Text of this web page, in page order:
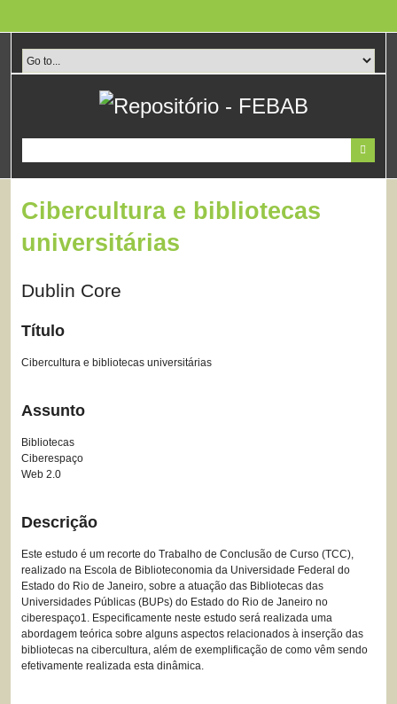
conteúdo
principal
Cibercultura e bibliotecas
universitárias
Dublin Core
Título
Cibercultura e bibliotecas universitárias
Assunto
Bibliotecas
Ciberespaço
Web 2.0
Descrição
Este estudo é um recorte do Trabalho de Conclusão de Curso (TCC),
realizado na Escola de Biblioteconomia da Universidade Federal do
Estado do Rio de Janeiro, sobre a atuação das Bibliotecas das
Universidades Públicas (BUPs) do Estado do Rio de Janeiro no
ciberespaço1. Especificamente neste estudo será realizada uma
abordagem teórica sobre alguns aspectos relacionados à inserção das
bibliotecas na cibercultura, além de exemplificação de como vêm sendo
efetivamente realizada esta dinâmica.